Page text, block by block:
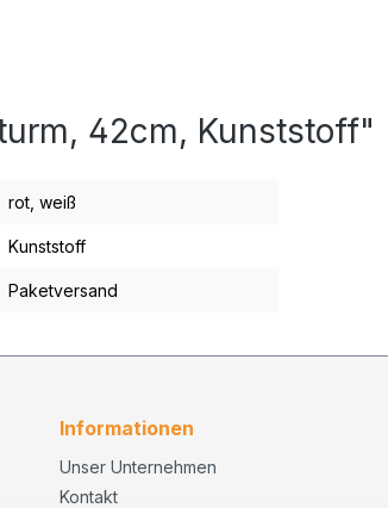
42cm, Kunststoff"
rot , weiß
Kunststoff
Paketversand
Informationen
Unser Unternehmen
Kontakt